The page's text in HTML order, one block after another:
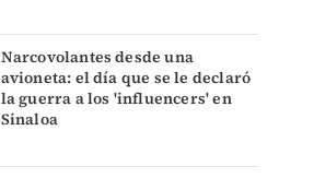
Narcovolantes desde una
avioneta: el día que se le declaró
la guerra a los 'influencers' en
Sinaloa